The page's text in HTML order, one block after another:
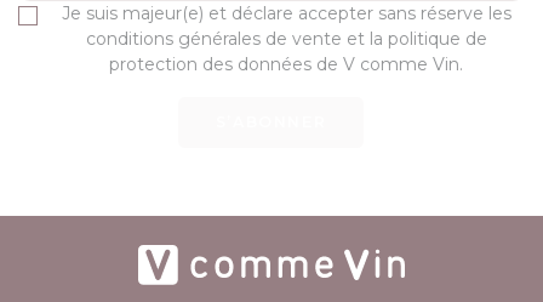
Je suis majeur(e) et déclare accepter sans réserve les
conditions générales de vente et la politique de
protection des données de V comme Vin.